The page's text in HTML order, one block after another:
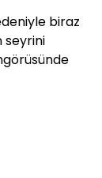
biraz
seyrini